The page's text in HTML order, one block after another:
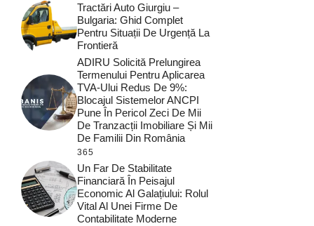
Tractări Auto Giurgiu –
Bulgaria: Ghid Complet
Pentru Situații De Urgență La
Frontieră
ADIRU Solicită Prelungirea
Termenului Pentru Aplicarea
TVA-Ului Redus De 9%:
Blocajul Sistemelor ANCPI
Pune În Pericol Zeci De Mii
De Tranzacții Imobiliare Și Mii
De Familii Din România
365
Un Far De Stabilitate
Financiară În Peisajul
Economic Al Galațiului: Rolul
Vital Al Unei Firme De
Contabilitate Moderne